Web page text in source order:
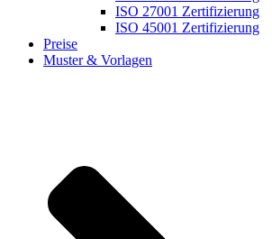
ISO 27001 Zertifizierung
ISO 45001 Zertifizierung
Preise
Muster & Vorlagen